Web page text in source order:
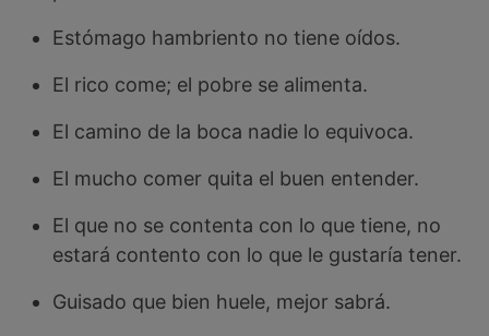
Estómago hambriento no tiene oídos.
El rico come; el pobre se alimenta.
El camino de la boca nadie lo equivoca.
El mucho comer quita el buen entender.
El que no se contenta con lo que tiene, no
estará contento con lo que le gustaría tener.
Guisado que bien huele, mejor sabrá.